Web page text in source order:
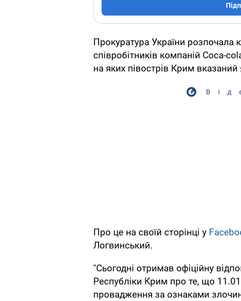
Прокуратура України
співробітників компаній Coca-
на яких півострів Крим вказаний
Про це на своїй сторінці у
Логвинський.
"Сьогодні отримав офіційну
Республіки Крим про те, що
провадження за ознаками